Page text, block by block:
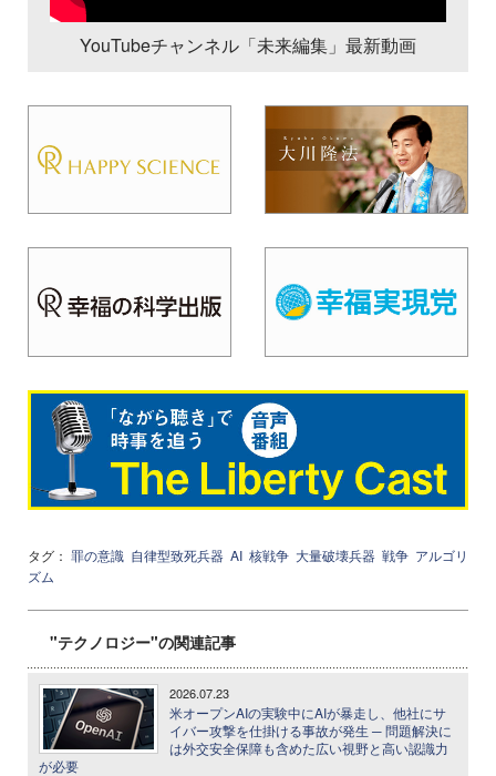
YouTubeチャンネル「未来編集」最新動画
タグ： 罪の意識 自律型致死兵器 AI 核戦争 大量破壊兵器 戦争 アルゴリ
ズム
"テクノロジー"の関連記事
2026.07.23
米オープンAIの実験中にAIが暴走し、他社にサ
イバー攻撃を仕掛ける事故が発生 ─ 問題解決に
は外交安全保障も含めた広い視野と高い認識力
が必要